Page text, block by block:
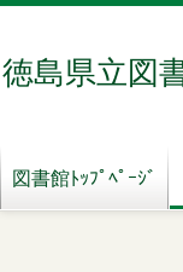
徳島県立図
図書館ﾄｯﾌﾟﾍﾟｰｼﾞ